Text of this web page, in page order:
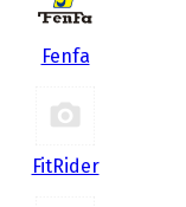
Fenfa
FitRider